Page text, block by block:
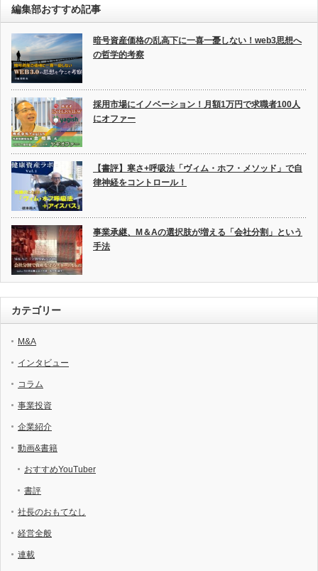
編集部おすすめ記事
暗号資産価格の乱高下に一喜一憂しない！web3思想へ
の哲学的考察
採用市場にイノベーション！月額1万円で求職者100人
にオファー
【書評】寒さ+呼吸法「ヴィム・ホフ・メソッド」で自
律神経をコントロール！
事業承継、M＆Aの選択肢が増える「会社分割」という
手法
カテゴリー
M&A
インタビュー
コラム
事業投資
企業紹介
動画&書籍
おすすめYouTuber
書評
社長のおもてなし
経営全般
連載